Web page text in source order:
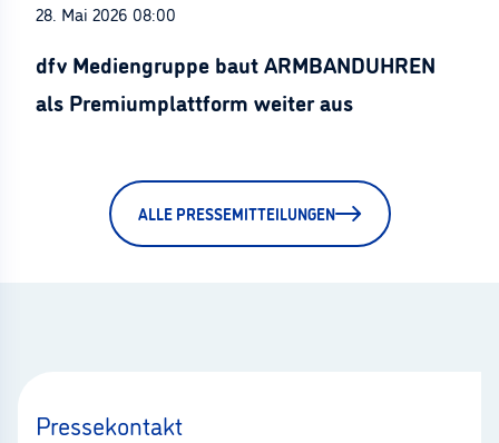
28. Mai 2026 08:00
dfv Mediengruppe baut ARMBANDUHREN
als Premiumplattform weiter aus
ALLE PRESSEMITTEILUNGEN
Pressekontakt